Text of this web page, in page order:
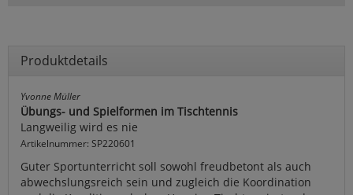
Produktdetails
Yvonne Müller
Übungs- und Spielformen im Tischtennis
Langweilig wird es nie
Artikelnummer: SP220601
Guter Sportunterricht soll sowohl freudbetont als auch
abwechslungsreich sein und zugleich die Koordination